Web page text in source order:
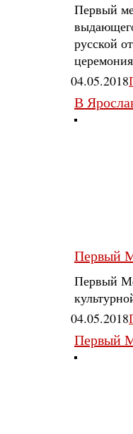
Первый
русской
04.05.2018
В
Первый
Первый
04.05.2018
Первый